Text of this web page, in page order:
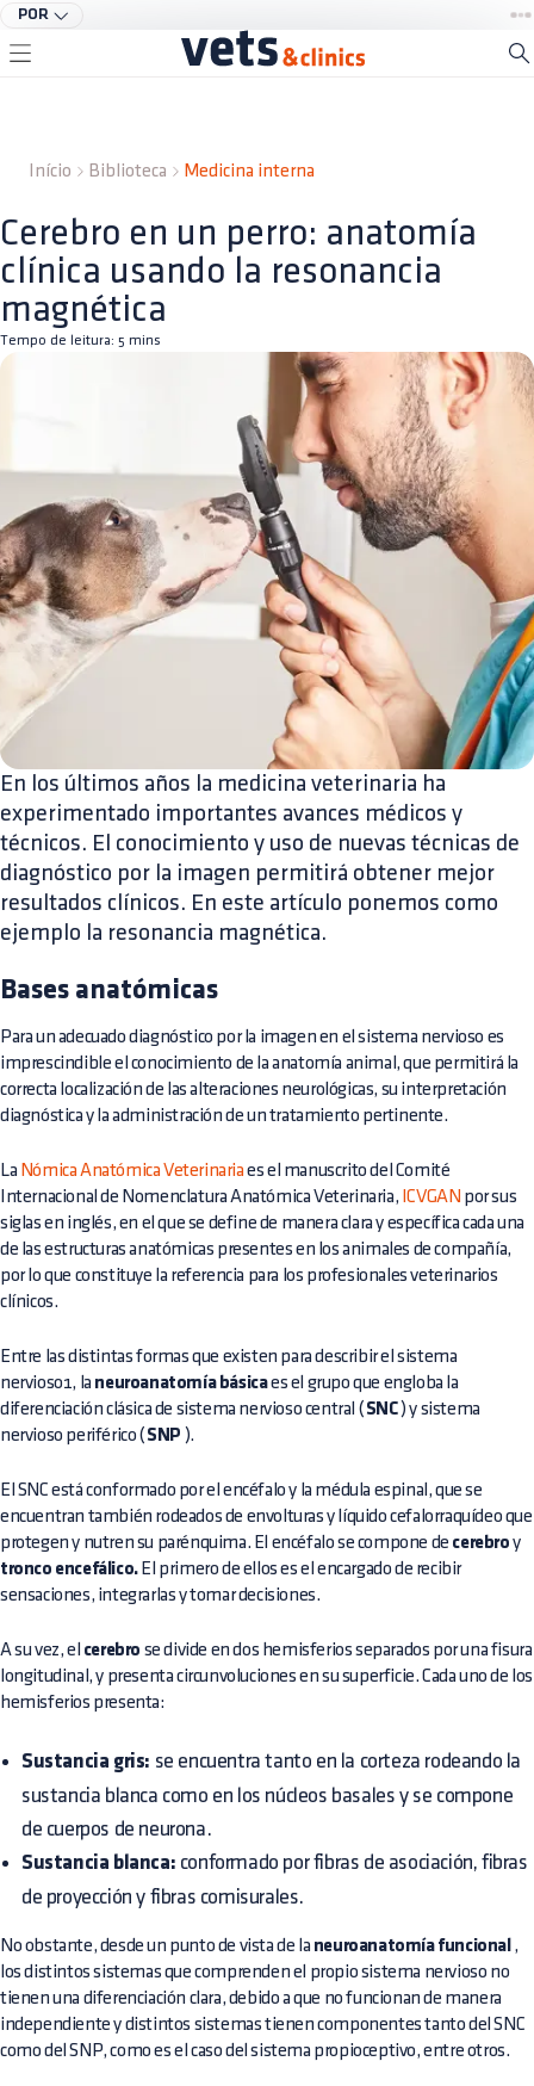
POR
Início Biblioteca Medicina interna
Cerebro en un perro: anatomía
clínica usando la resonancia
magnética
Tempo de leitura: 5 mins
En los últimos años la medicina veterinaria ha
experimentado importantes avances médicos y
técnicos. El conocimiento y uso de nuevas técnicas de
diagnóstico por la imagen permitirá obtener mejor
resultados clínicos. En este artículo ponemos como
ejemplo la resonancia magnética.
Bases anatómicas
Para un adecuado diagnóstico por la imagen en el sistema nervioso es
imprescindible el conocimiento de la anatomía animal, que permitirá la
correcta localización de las alteraciones neurológicas, su interpretación
diagnóstica y la administración de un tratamiento pertinente.
La Nómica Anatómica Veterinaria es el manuscrito del Comité
Internacional de Nomenclatura Anatómica Veterinaria, ICVGAN por sus
siglas en inglés, en el que se define de manera clara y específica cada una
de las estructuras anatómicas presentes en los animales de compañía,
por lo que constituye la referencia para los profesionales veterinarios
clínicos.
Entre las distintas formas que existen para describir el sistema
nervioso1, la neuroanatomía básicaes el grupo que engloba la
diferenciación clásica de sistema nervioso central ( SNC) y sistema
nervioso periférico ( SNP ).
El SNC está conformado por el encéfalo y la médula espinal, que se
encuentran también rodeados de envolturas y líquido cefalorraquídeo que
protegen y nutren su parénquima. El encéfalo se compone de cerebro y
tronco encefálico.El primero de ellos es el encargado de recibir
sensaciones, integrarlas y tomar decisiones.
A su vez, el cerebro se divide en dos hemisferios separados por una fisura
longitudinal, y presenta circunvoluciones en su superficie. Cada uno de los
hemisferios presenta:
Sustancia gris: se encuentra tanto en la corteza rodeando la
sustancia blanca como en los núcleos basales y se compone
de cuerpos de neurona.
Sustancia blanca: conformado por fibras de asociación, fibras
de proyección y fibras comisurales.
No obstante, desde un punto de vista de la neuroanatomía funcional ,
los distintos sistemas que comprenden el propio sistema nervioso no
tienen una diferenciación clara, debido a que no funcionan de manera
independiente y distintos sistemas tienen componentes tanto del SNC
como del SNP, como es el caso del sistema propioceptivo, entre otros.